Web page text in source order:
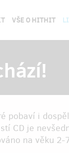
VŠE O HITHIT
pobaví i
CD je
na věku 2-